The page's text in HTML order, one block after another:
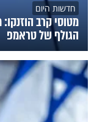
חדשות היום
מטוסי קרב
הגולף של טראמפ